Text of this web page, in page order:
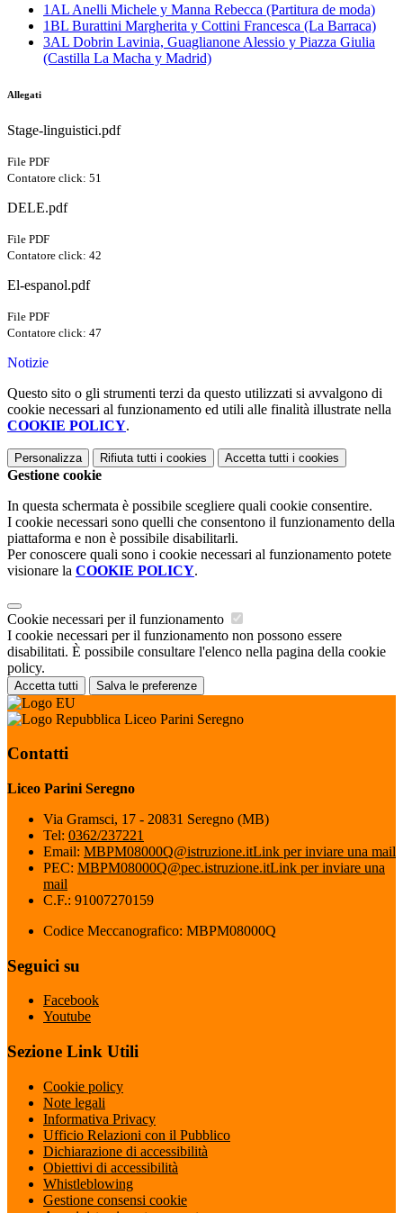
1AL Anelli Michele y Manna Rebecca (Partitura de moda)
1BL Burattini Margherita y Cottini Francesca (La Barraca)
3AL Dobrin Lavinia, Guaglianone Alessio y Piazza Giulia
(Castilla La Macha y Madrid)
Allegati
Stage-linguistici.pdf
File PDF
Contatore click: 51
DELE.pdf
File PDF
Contatore click: 42
El-espanol.pdf
File PDF
Contatore click: 47
Notizie
Questo sito o gli strumenti terzi da questo utilizzati si avvalgono di
cookie necessari al funzionamento ed utili alle finalità illustrate nella
COOKIE POLICY.
Personalizza Rifiuta tutti i cookies Accetta tutti i cookies
Gestione cookie
In questa schermata è possibile scegliere quali cookie consentire.
I cookie necessari sono quelli che consentono il funzionamento della
piattaforma e non è possibile disabilitarli.
Per conoscere quali sono i cookie necessari al funzionamento potete
visionare la COOKIE POLICY.
Cookie necessari per il funzionamento
I cookie necessari per il funzionamento non possono essere
disabilitati. È possibile consultare l'elenco nella pagina della cookie
policy.
Accetta tutti Salva le preferenze
Liceo Parini Seregno
Contatti
Liceo Parini Seregno
Via Gramsci, 17 - 20831 Seregno (MB)
Tel: 0362/237221
Email: MBPM08000Q@istruzione.itLink per inviare una mail
PEC: MBPM08000Q@pec.istruzione.itLink per inviare una
mail
C.F.: 91007270159
Codice Meccanografico: MBPM08000Q
Seguici su
Facebook
Youtube
Sezione Link Utili
Cookie policy
Note legali
Informativa Privacy
Ufficio Relazioni con il Pubblico
Dichiarazione di accessibilità
Obiettivi di accessibilità
Whistleblowing
Gestione consensi cookie